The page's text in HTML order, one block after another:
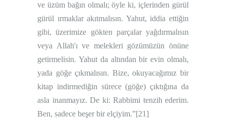
ve üzüm bağın olmalı; öyle ki, içlerinden gürül
gürül ırmaklar akıtmalısın. Yahut, iddia ettiğin
gibi, üzerimize gökten parçalar yağdırmalısın
veya Allah'ı ve melekleri gözümüzün önüne
getirmelisin. Yahut da altından bir evin olmalı,
yada göğe çıkmalısın. Bize, okuyacağımız bir
kitap indirmediğin sürece (göğe) çıktığına da
asla inanmayız. De ki: Rabbimi tenzih ederim.
Ben, sadece beşer bir elçiyim.”[21]